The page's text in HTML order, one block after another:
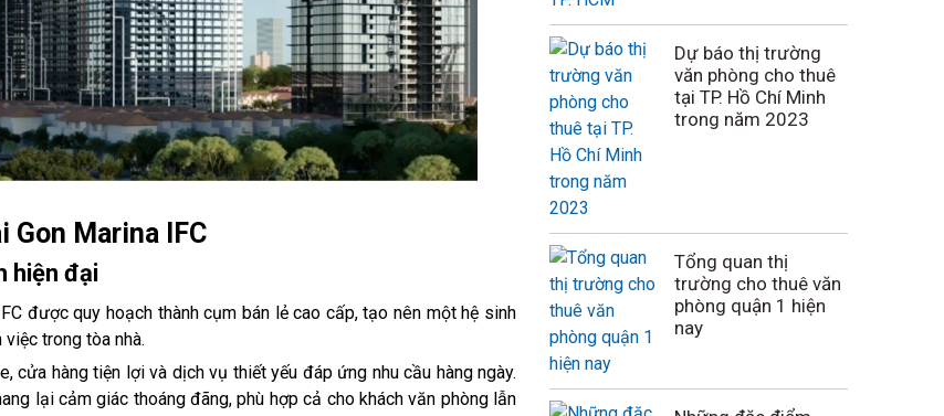
Gon Marina IFC
hiện đại
được quy hoạch thành cụm bán lẻ cao cấp, tạo nên một hệ sinh
trong tòa nhà.
cửa hàng tiện lợi và dịch vụ thiết yếu đáp ứng nhu cầu hàng ngày.
lại cảm giác thoáng đãng, phù hợp cả cho khách văn phòng lẫn
Dự báo thị trường
văn phòng cho thuê
tại TP. Hồ Chí Minh
trong năm 2023
Tổng quan thị
trường cho thuê văn
phòng quận 1 hiện
nay